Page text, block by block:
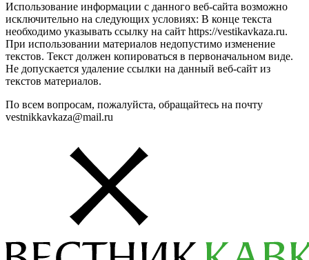
Использование информации с данного веб-сайта возможно
исключительно на следующих условиях: В конце текста
необходимо указывать ссылку на сайт https://vestikavkaza.ru.
При использовании материалов недопустимо изменение
текстов. Текст должен копироваться в первоначальном виде.
Не допускается удаление ссылки на данный веб-сайт из
текстов материалов.
По всем вопросам, пожалуйста, обращайтесь на почту
vestnikkavkaza@mail.ru